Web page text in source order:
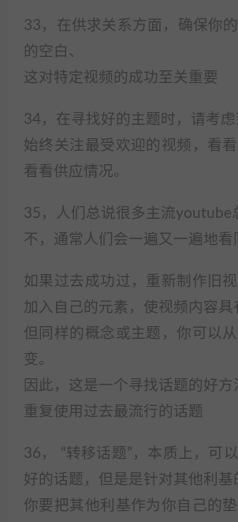
33，在供求关系方面，确保你
的空白、
这对特定视频的成功至关重要
34，在寻找好的主题时，请考虑
始终关注最受欢迎的视频，看
看看供应情况。
35，人们总说很多主流youtube
不，通常人们会一遍又一遍地看
如果过去成功过，重新制作旧
加入自己的元素，使视频内容具
但同样的概念或主题，你可以
变。
因此，这是一个寻找话题的好方
重复使用过去最流行的话题
36， “转移话题”，本质上，可
好的话题，但是是针对其他利基
你要把其他利基作为你自己的